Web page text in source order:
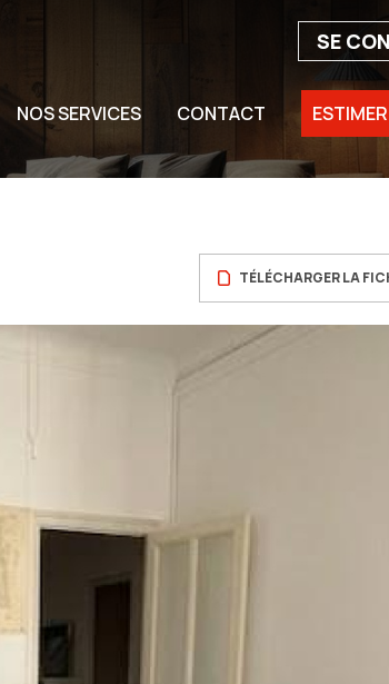
SE
NOS SERVICES CONTACT
TÉLÉCHARGER LA